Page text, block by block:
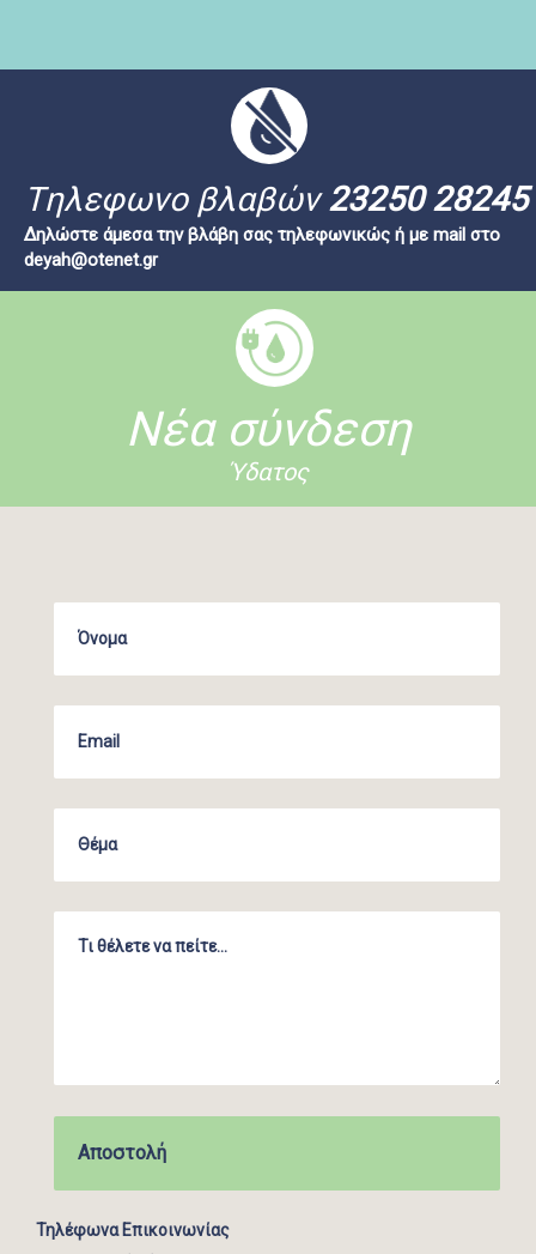
Tηλεφωνο βλαβών23250 28245
Δηλώστε άμεσα την βλάβη σας τηλεφωνικώς ή με mail στο
deyah@otenet.gr
Νέα σύνδεση
Ύδατος
Τηλέφωνα Επικοινωνίας